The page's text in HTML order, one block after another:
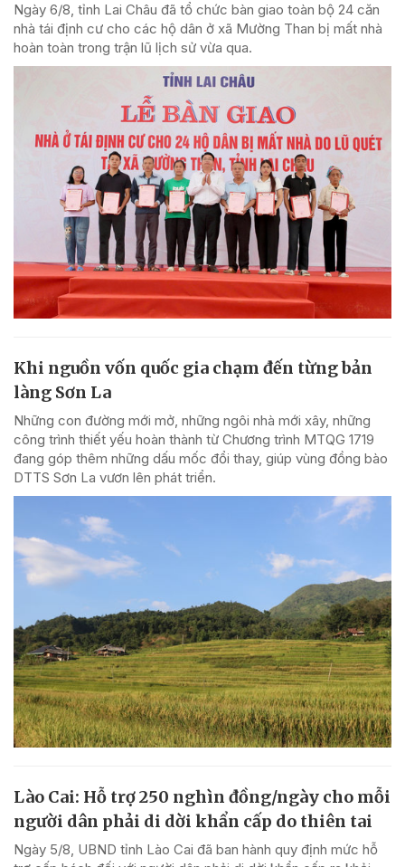
Ngày 6/8, tỉnh Lai Châu đã tổ chức bàn giao toàn bộ 24 căn
nhà tái định cư cho các hộ dân ở xã Mường Than bị mất nhà
hoàn toàn trong trận lũ lịch sử vừa qua.
Khi nguồn vốn quốc gia chạm đến từng bản
làng Sơn La
Những con đường mới mở, những ngôi nhà mới xây, những
công trình thiết yếu hoàn thành từ Chương trình MTQG 1719
đang góp thêm những dấu mốc đổi thay, giúp vùng đồng bào
DTTS Sơn La vươn lên phát triển.
Lào Cai: Hỗ trợ 250 nghìn đồng/ngày cho mỗi
người dân phải di dời khẩn cấp do thiên tai
Ngày 5/8, UBND tỉnh Lào Cai đã ban hành quy định mức hỗ